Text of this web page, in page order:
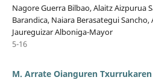
Nagore Guerra Bilbao, Alaitz Aizpurua
Barandica, Naiara Berasategui
Jaureguizar Alboniga-Mayor
5-16
M. Arrate Oianguren